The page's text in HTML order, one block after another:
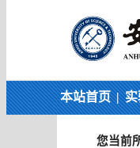
本站首页|实
您当前